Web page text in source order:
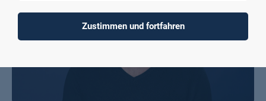
Zustimmen und fortfahren